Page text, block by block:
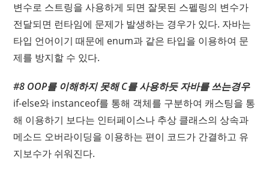
변수로 스트링을 사용하게 되면 잘못된 스펠링의 변수가
전달되면 런타임에 문제가 발생하는 경우가 있다. 자바는
타입 언어이기 때문에 enum과 같은 타입을 이용하여 문
제를 방지할 수 있다.
#8 OOP를 이해하지 못해 C를 사용하듯 자바를 쓰는경우
if-else와 instanceof를 통해 객체를 구분하여 캐스팅을 통
해 이용하기 보다는 인터페이스나 추상 클래스의 상속과
메소드 오버라이딩을 이용하는 편이 코드가 간결하고 유
지보수가 쉬워진다.